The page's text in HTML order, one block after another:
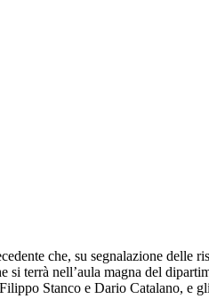
che, su segnalazione
terrà nell’aula magna del
Stanco e Dario Catalano, e